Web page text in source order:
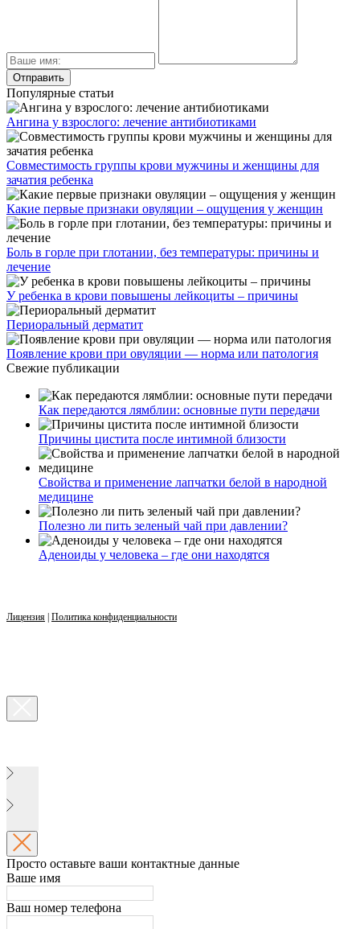
Популярные статьи
Ангина у взрослого: лечение антибиотиками
Совместимость группы крови мужчины и женщины для
зачатия ребенка
Какие первые признаки овуляции – ощущения у женщин
Боль в горле при глотании, без температуры: причины и
лечение
У ребенка в крови повышены лейкоциты – причины
Периоральный дерматит
Появление крови при овуляции — норма или патология
Свежие публикации
Как передаются лямблии: основные пути передачи
Причины цистита после интимной близости
Свойства и применение лапчатки белой в народной
медицине
Полезно ли пить зеленый чай при давлении?
Аденоиды у человека – где они находятся
Лицензия | Политика конфиденциальности
Просто оставьте ваши контактные данные
Ваше имя
Ваш номер телефона